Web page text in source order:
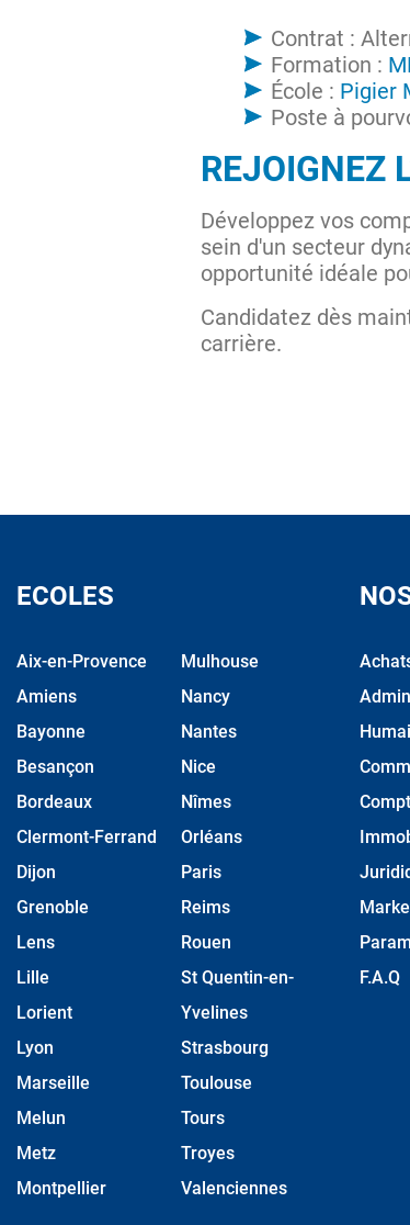
Contrat :
Formation :
École : Pigier
Poste à
REJOIGNEZ
Développez vos
sein d'un secteur
opportunité idéale
Candidatez dès
carrière.
ECOLES
Aix-en-Provence
Amiens
Bayonne
Besançon
Bordeaux
Clermont-Ferrand
Dijon
Grenoble
Lens
Lille
Lorient
Lyon
Marseille
Melun
Metz
Montpellier
Mulhouse
Nancy
Nantes
Nice
Nîmes
Orléans
Paris
Reims
Rouen
St Quentin-en-
Yvelines
Strasbourg
Toulouse
Tours
Troyes
Valenciennes
F.A.Q